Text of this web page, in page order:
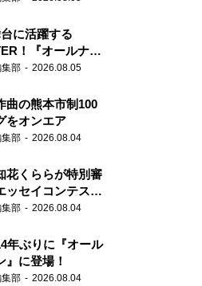
に活躍する
！『オールナイ
』月替わり
集部 2026.08.05
曲の熊本市制100
をオンエア
集部 2026.08.04
花くららが特別審
ッセイコンテスト
まあなたに伝え
集部 2026.08.04
年ぶりに『オール
』に登場！
集部 2026.08.04